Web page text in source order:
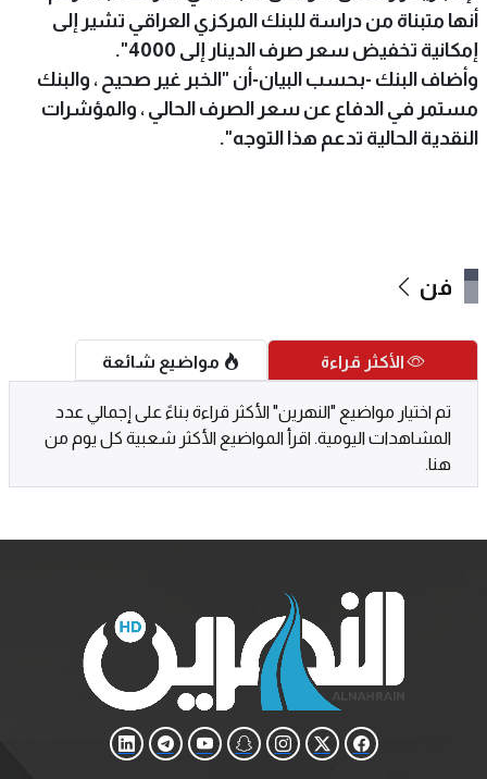
أنها متبناة من دراسة للبنك المركزي العراقي تشير إلى
إمكانية تخفيض سعر صرف الدينار إلى 4000".
وأضاف البنك -بحسب البيان-أن "الخبر غير صحيح ، والبنك
مستمر في الدفاع عن سعر الصرف الحالي ، والمؤشرات
النقدية الحالية تدعم هذا التوجه".
فن
الأكثر قراءة
تم اختيار مواضيع "النهرين" الأكثر قراءة بناءً على إجمالي عدد
المشاهدات اليومية. اقرأ المواضيع الأكثر شعبية كل يوم من
هنا.